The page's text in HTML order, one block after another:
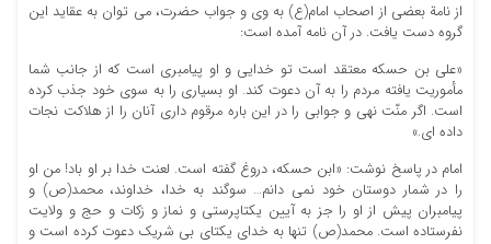
از نامة بعضی از اصحاب امام(ع) به وی و جواب حضرت، می توان به عقاید این
گروه دست یافت. در آن نامه آمده است:
«علی بن حسکه معتقد است تو خدایی و او پیامبری است که از جانب شما
مأموریت یافته مردم را به آن دعوت کند. او بسیاری را به سوی خود جذب کرده
است. اگر منّت نهی و جوابی را در این باره مرقوم داری آنان را از هلاکت نجات
داده ای.»
امام در پاسخ نوشت: «ابن حسکه، دروغ گفته است. لعنت خدا بر او باد! من او
را در شمار دوستان خود نمی دانم… سوگند به خدا، خداوند، محمد(ص) و
پیامبران پیش از او را جز به آیین یکتاپرستی و نماز و زکات و حج و ولایت
نفرستاده است. محمد(ص) تنها به خدای یکتای بی شریک دعوت کرده است و